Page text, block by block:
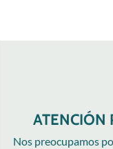
ATENCIÓN
Nos preocupamos